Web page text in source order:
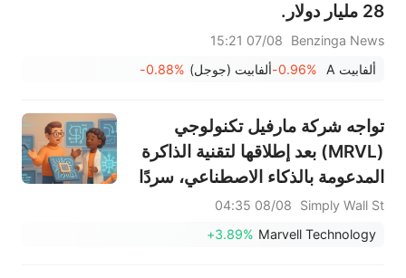
28 مليار دولار.
Benzinga News
07/08 15:21
ألفابيت A
-0.96%ألفابيت (جوجل) -0.88%
تواجه شركة مارفيل تكنولوجي
(MRVL) بعد إطلاقها لتقنية الذاكرة
المدعومة بالذكاء الاصطناعي، سردًا
مكلفًا.
Simply Wall St
08/08 04:35
Marvell Technology
+3.89%